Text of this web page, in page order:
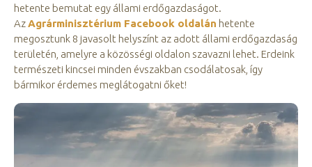
hetente bemutat egy állami erdőgazdaságot.
AzAgrárminisztérium Facebook oldalán hetente
megosztunk 8 javasolt helyszínt az adott állami erdőgazdaság
területén, amelyre a közösségi oldalon szavazni lehet. Erdeink
természeti kincsei minden évszakban csodálatosak, így
bármikor érdemes meglátogatni őket!